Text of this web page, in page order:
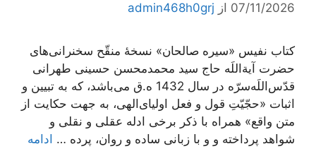
07/11/2026 از admin468h0grj
کتاب نفیس «سیره صالحان» نسخۀ منقّح سخنرانی‌های
حضرت آیة‌اللَه حاج سید محمدمحسن حسینی طهرانی
قدّس‌اللَه‌سرّه در سال 1432 ه.ق می‌باشد، که به تبیین و
اثبات «حجّیّتِ قول و فعل اولیای‌الهی، به جهت حکایت از
متن واقع» همراه با ذکر برخی ادله عقلی و نقلی و
شواهد پرداخته و و با زبانی ساده و روان، پرده … ادامه